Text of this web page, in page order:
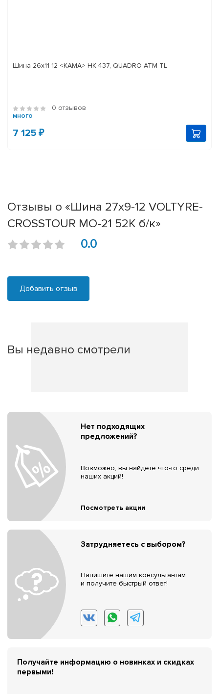
Шина 26х11-12 <КАМА> НК-437, QUADRO ATM TL
0 отзывов
много
7 125 ₽
Отзывы о «Шина 27х9-12 VOLTYRE-
CROSSTOUR MO-21 52К б/к»
0.0
Добавить отзыв
Вы недавно смотрели
Нет подходящих
предложений?
Возможно, вы найдёте что-то среди
наших акций!
Посмотреть акции
Затрудняетесь с выбором?
Напишите нашим консультантам
и получите быстрый ответ!
Получайте информацию о новинках и скидках
первыми!